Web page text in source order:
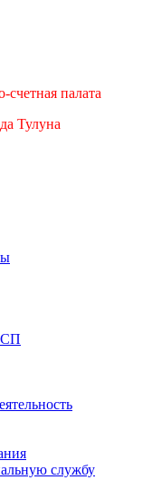
счетная палата
а Тулуна
службу